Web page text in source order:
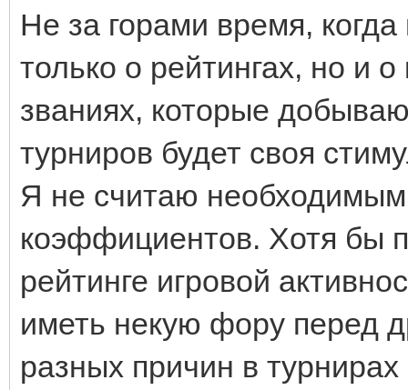
Не за горами время,
только о рейтингах, но и
званиях, которые
турниров будет своя
Я не считаю
коэффициентов. Хотя бы
рейтинге игровой
иметь некую фору перед
разных причин в